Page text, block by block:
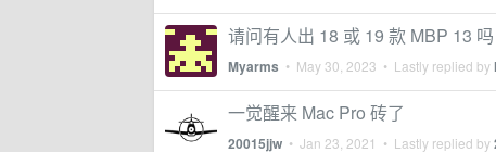
请问有人出 18 或 19 款 MBP 13 吗
Myarms • May 30, 2023 • Lastly replied by
一觉醒来 Mac Pro 砖了
20015jjw • Jan 23, 2021 • Lastly replied by